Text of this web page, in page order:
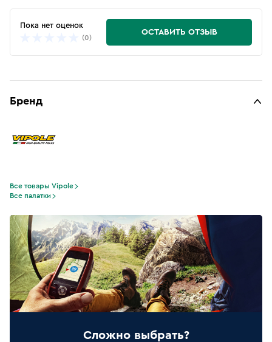
Пока нет оценок
(0)
ОСТАВИТЬ ОТЗЫВ
Бренд
Все товары Vipole
Все палатки
Сложно выбрать?